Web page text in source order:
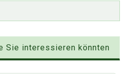
Sie interessieren könnten